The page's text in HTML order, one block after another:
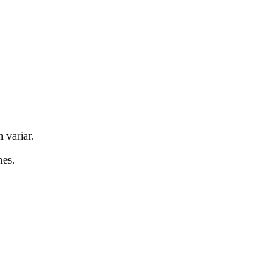
variar.